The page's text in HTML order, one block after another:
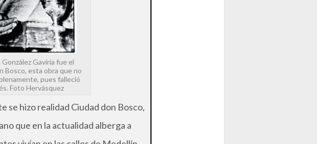
Gaviría fue el
Bosco, esta obra que no
pues falleció
Foto Hervásquez
se hizo realidad Ciudad don Bosco,
que en la actualidad alberga a